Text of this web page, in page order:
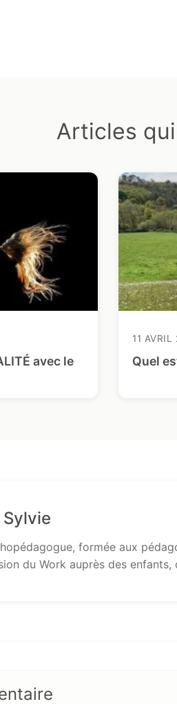
Articles
avec le
11 AVRIL
Quel
formée aux
du Work auprès des